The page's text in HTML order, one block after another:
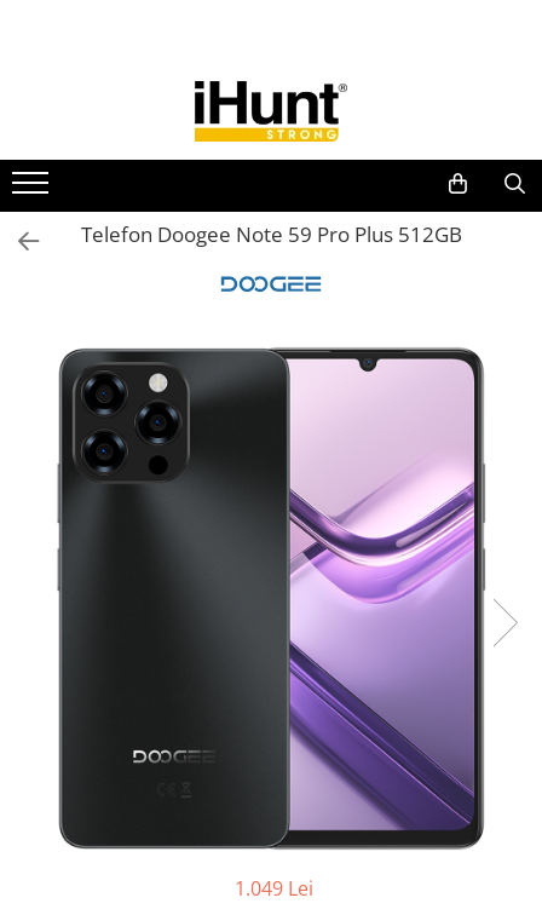
TELEFOANE & TABLETE IHUNT
Telefoane iHunt
Smartphone
Telefoane Rezistente
Accesorii telefoane
Huse protectie
Smartwatch
Accesorii smartwatch
Aspiratoare Verticale
Telefon Doogee Note 59 Pro Plus 512GB
1.049 Lei